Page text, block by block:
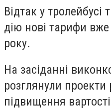
Відтак у тролейбусі
дію нові тарифи вже
року.
На засіданні
розглянули
підвищення